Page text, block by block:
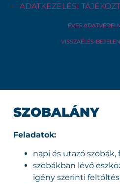
ADATKEZELÉSI
ÉVES
VISSZAÉLÉS-
SZOBALÁNY
Feladatok:
napi és utazó szobák,
szobákban lévő
igény szerinti